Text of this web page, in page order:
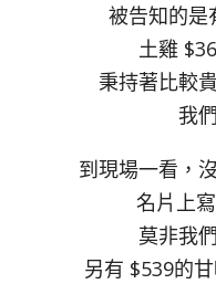
被告知的是
土雞
秉持著比較
我
到現場一看，
名片上
莫非我
另有 $539的